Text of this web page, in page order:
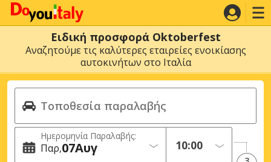
Ειδική προσφορά Oktoberfest
Αναζητούμε τις καλύτερες εταιρείες ενοικίασης
αυτοκινήτων στο Ιταλία
Ημερομηνία Παραλαβής:
Παρ 07Αυγ